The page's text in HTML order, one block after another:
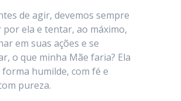
de agir, devemos sempre
ela e tentar, ao máximo,
em suas ações e se
o que minha Mãe faria? Ela
humilde, com fé e
pureza.